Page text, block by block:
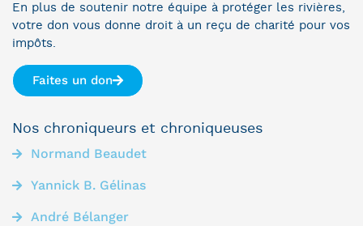
En plus de soutenir notre équipe à protéger les rivières,
votre don vous donne droit à un reçu de charité pour vos
impôts.
Faites un don
Nos chroniqueurs et chroniqueuses
Normand Beaudet
Yannick B. Gélinas
André Bélanger